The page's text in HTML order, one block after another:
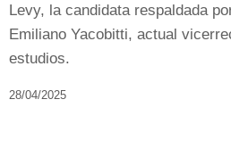
Levy, la candidata respaldada
Emiliano Yacobitti, actual
estudios.
28/04/2025